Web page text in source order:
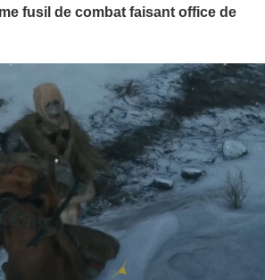
fusil de combat faisant office de